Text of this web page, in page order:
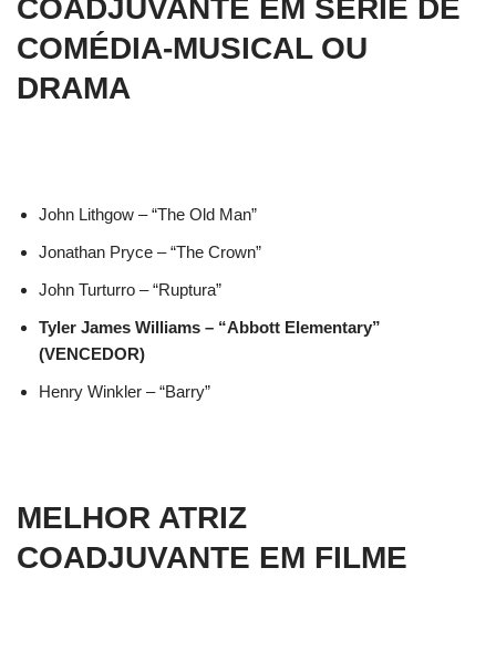
COADJUVANTE EM SÉRIE DE
COMÉDIA-MUSICAL OU
DRAMA
John Lithgow – “The Old Man”
Jonathan Pryce – “The Crown”
John Turturro – “Ruptura”
Tyler James Williams – “Abbott Elementary”
(VENCEDOR)
Henry Winkler – “Barry”
MELHOR ATRIZ
COADJUVANTE EM FILME